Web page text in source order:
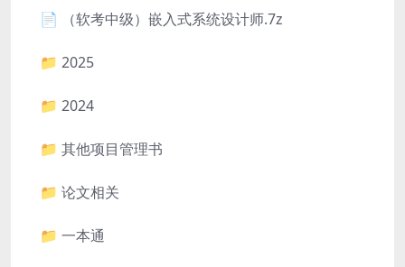
📄 （软考中级）嵌入式系统设计师.7z
📁 2025
📁 2024
📁 其他项目管理书
📁 论文相关
📁 一本通